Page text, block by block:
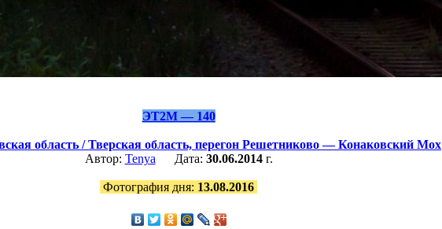
ЭТ2М — 140
область / Тверская область, перегон Решетниково — Конаковский Мох
Автор: Tenya Дата: 30.06.2014г.
Фотография дня: 13.08.2016